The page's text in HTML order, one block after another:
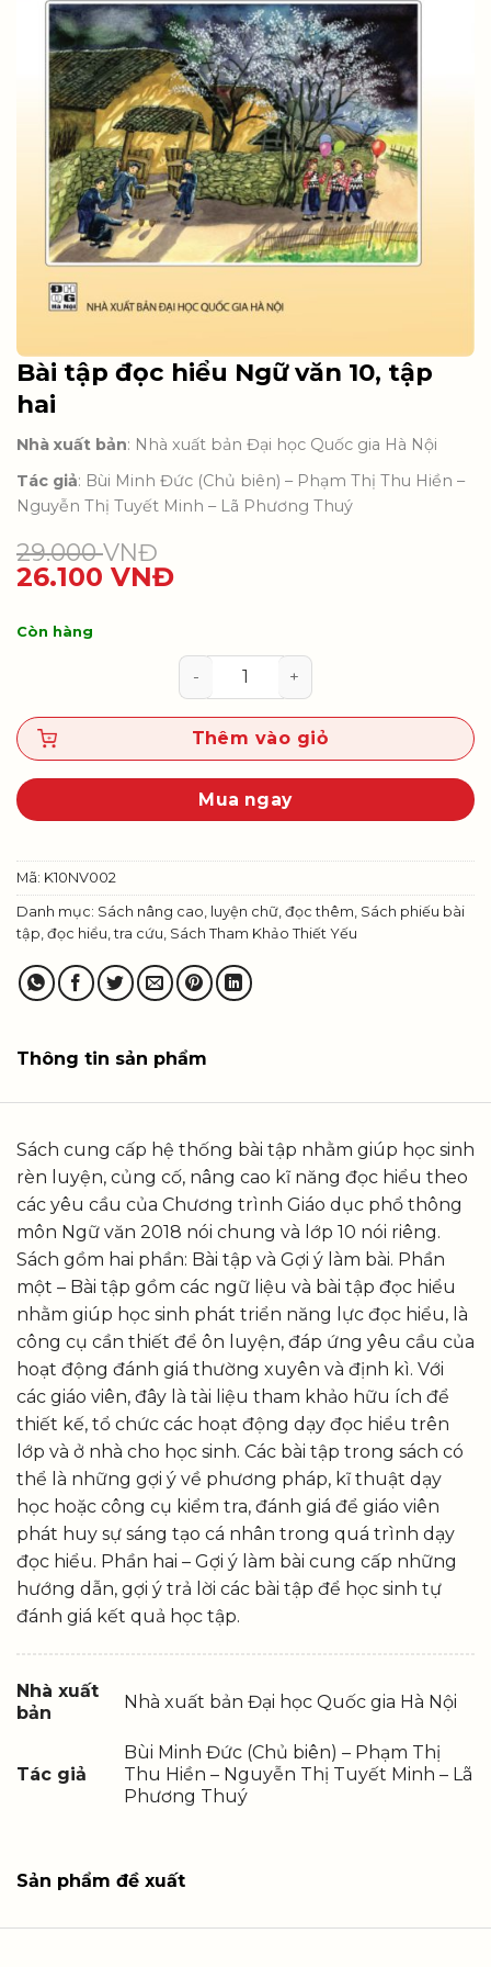
Bài tập đọc hiểu Ngữ văn 10, tập
hai
Nhà xuất bản: Nhà xuất bản Đại học Quốc gia Hà Nội
Tác giả: Bùi Minh Đức (Chủ biên) – Phạm Thị Thu Hiền –
Nguyễn Thị Tuyết Minh – Lã Phương Thuý
29.000VNĐ
26.100 VNĐ
Còn hàng
Bài tập đọc hiểu Ngữ văn 10, tập
Thêm vào giỏ
Mua ngay
Mã: K10NV002
Danh mục: Sách nâng cao, luyện chữ, đọc thêm, Sách phiếu bài
tập, đọc hiểu, tra cứu, Sách Tham Khảo Thiết Yếu
Thông tin sản phẩm
Sách cung cấp hệ thống bài tập nhằm giúp học sinh
rèn luyện, củng cố, nâng cao kĩ năng đọc hiểu theo
các yêu cầu của Chương trình Giáo dục phổ thông
môn Ngữ văn 2018 nói chung và lớp 10 nói riêng.
Sách gồm hai phần: Bài tập và Gợi ý làm bài. Phần
một – Bài tập gồm các ngữ liệu và bài tập đọc hiểu
nhằm giúp học sinh phát triển năng lực đọc hiểu, là
công cụ cần thiết để ôn luyện, đáp ứng yêu cầu của
hoạt động đánh giá thường xuyên và định kì. Với
các giáo viên, đây là tài liệu tham khảo hữu ích để
thiết kế, tổ chức các hoạt động dạy đọc hiểu trên
lớp và ở nhà cho học sinh. Các bài tập trong sách có
thể là những gợi ý về phương pháp, kĩ thuật dạy
học hoặc công cụ kiểm tra, đánh giá để giáo viên
phát huy sự sáng tạo cá nhân trong quá trình dạy
đọc hiểu. Phần hai – Gợi ý làm bài cung cấp những
hướng dẫn, gợi ý trả lời các bài tập để học sinh tự
đánh giá kết quả học tập.
Nhà xuất
bản
Nhà xuất bản Đại học Quốc gia Hà Nội
Tác giả
Bùi Minh Đức (Chủ biên) – Phạm Thị
Thu Hiền – Nguyễn Thị Tuyết Minh – Lã
Phương Thuý
Sản phẩm đề xuất